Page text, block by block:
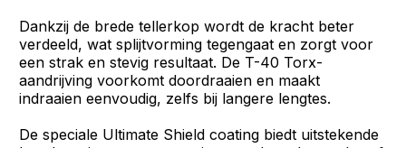
Dankzij de brede tellerkop wordt de kracht beter
verdeeld, wat splijtvorming tegengaat en zorgt voor
een strak en stevig resultaat. De T-40 Torx-
aandrijving voorkomt doordraaien en maakt
indraaien eenvoudig, zelfs bij langere lengtes.
De speciale Ultimate Shield coating biedt uitstekende